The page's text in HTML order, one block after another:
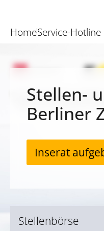
HomeService-
Stellen-
Berliner
Inserat
Stellenbörse